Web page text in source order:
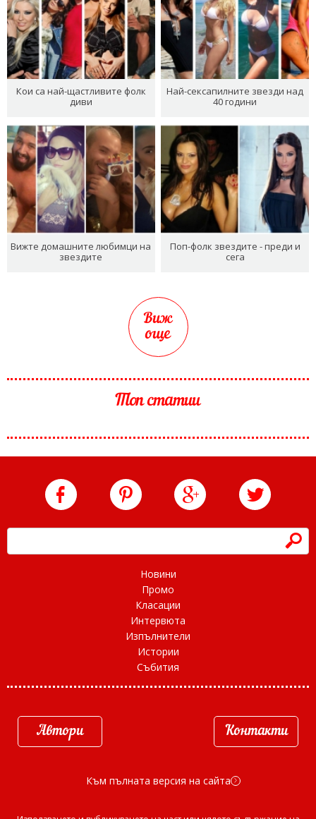
Кои са най-щастливите фолк
диви
Най-сексапилните звезди над
40 години
Вижте домашните любимци на
звездите
Поп-фолк звездите - преди и
сега
Виж
още
Топ статии
h
Новини
Промо
Класации
Интервюта
Изпълнители
Истории
Събития
Автори Контакти
Към пълната версия на сайта d